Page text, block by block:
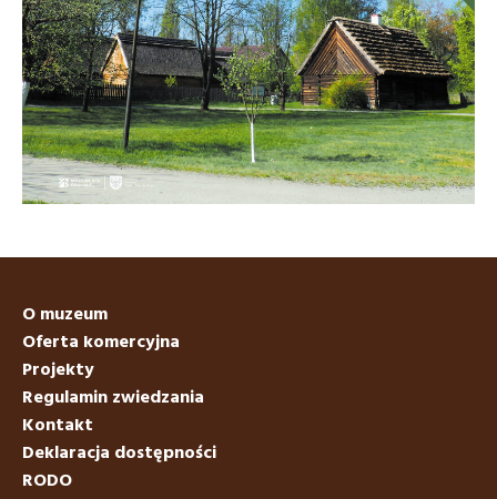
O muzeum
Oferta komercyjna
Projekty
Regulamin zwiedzania
Kontakt
Deklaracja dostępności
RODO